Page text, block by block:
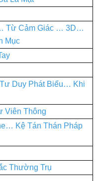
Từ Cảm Giác … 3D…
Mục
Duy Phát Biểu… Khi
Viên Thông
Kệ Tán Thán Pháp
Thường Trụ